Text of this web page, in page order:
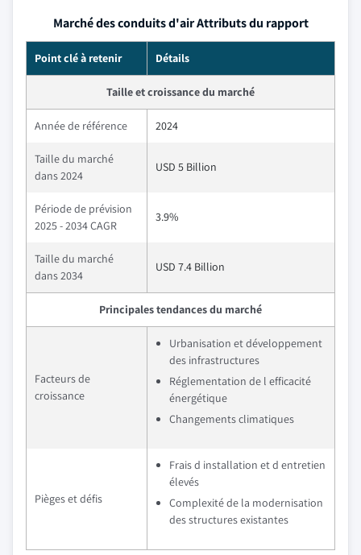
Marché des conduits d'air Attributs du rapport
Point clé à retenir Détails
Taille et croissance du marché
Année de référence 2024
Taille du marché
dans 2024
USD 5 Billion
Période de prévision
2025 - 2034 CAGR
3.9%
Taille du marché
dans 2034
USD 7.4 Billion
Principales tendances du marché
Facteurs de
croissance
Urbanisation et développement
des infrastructures
Réglementation de l efficacité
énergétique
Changements climatiques
Pièges et défis
Frais d installation et d entretien
élevés
Complexité de la modernisation
des structures existantes